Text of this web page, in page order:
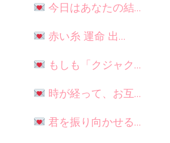
今日はあなたの結…
赤い糸 運命 出…
もしも「クジャク…
時が経って、お互…
君を振り向かせる…